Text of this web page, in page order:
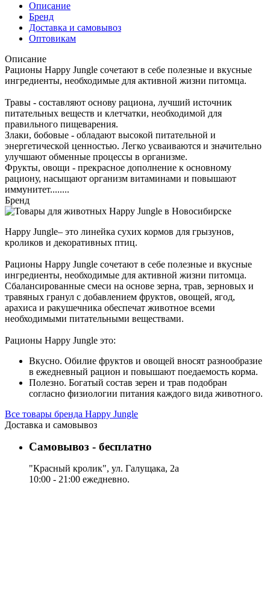
Описание
Бренд
Доставка и самовывоз
Оптовикам
Описание
Рационы Happy Jungle сочетают в себе полезные и вкусные
ингредиенты, необходимые для активной жизни питомца.
Травы - составляют основу рациона, лучший источник
питательных веществ и клетчатки, необходимой для
правильного пищеварения.
Злаки, бобовые - обладают высокой питательной и
энергетической ценностью. Легко усваиваются и значительно
улучшают обменные процессы в организме.
Фрукты, овощи - прекрасное дополнение к основному
рациону, насыщают организм витаминами и повышают
иммунитет........
Бренд
Happy Jungle– это линейка сухих кормов для грызунов,
кроликов и декоративных птиц.
Рационы Happy Jungle сочетают в себе полезные и вкусные
ингредиенты, необходимые для активной жизни питомца.
Сбалансированные смеси на основе зерна, трав, зерновых и
травяных гранул с добавлением фруктов, овощей, ягод,
арахиса и ракушечника обеспечат животное всеми
необходимыми питательными веществами.
Рационы Happy Jungle это:
Вкусно. Обилие фруктов и овощей вносят разнообразие
в ежедневный рацион и повышают поедаемость корма.
Полезно. Богатый состав зерен и трав подобран
согласно физиологии питания каждого вида животного.
Все товары бренда Happy Jungle
Доставка и самовывоз
Самовывоз - бесплатно
"Красный кролик", ул. Галущака, 2а
10:00 - 21:00 ежедневно.